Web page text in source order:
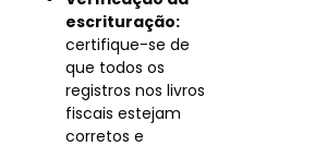
escrituração:
certifique-se de
que todos os
registros nos livros
fiscais estejam
corretos e